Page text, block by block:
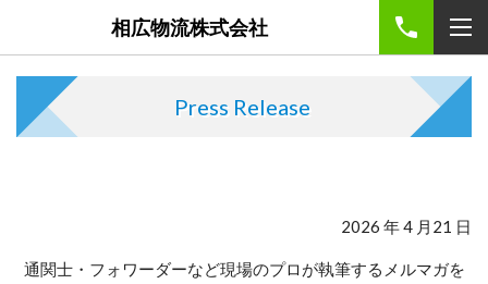
相広物流株式会社
Press Release
2026 年 4 月21 日
通関士・フォワーダーなど現場のプロが執筆する メルマガを